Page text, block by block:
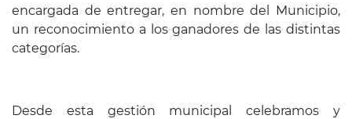
encargada de entregar, en nombre del Municipio,
un reconocimiento a los ganadores de las distintas
categorías.
Desde esta gestión municipal celebramos y